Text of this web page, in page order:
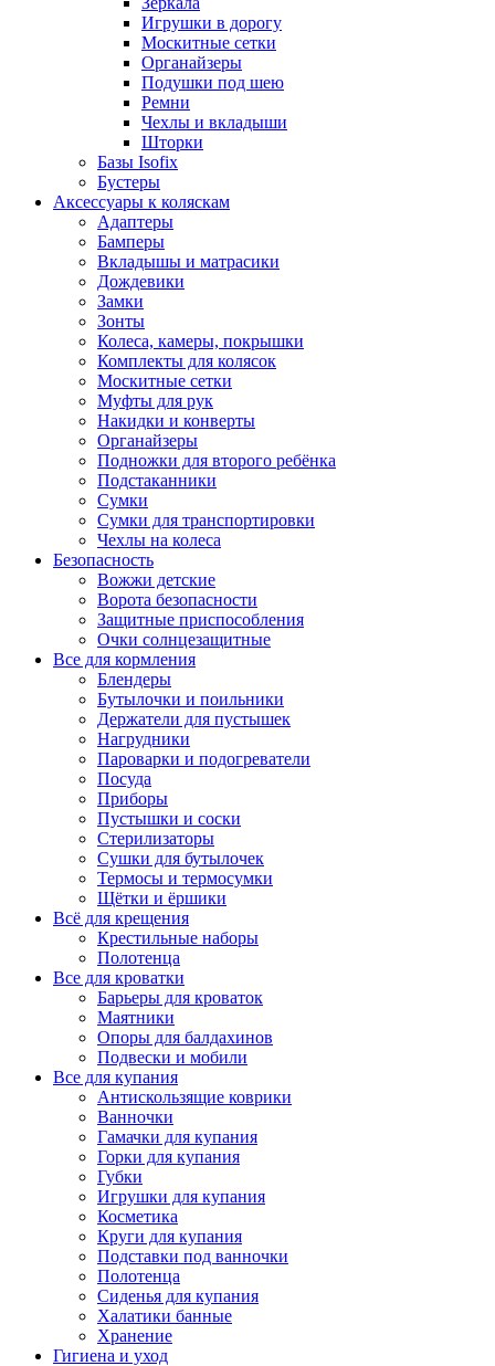
Игрушки в дорогу
Москитные сетки
Органайзеры
Подушки под шею
Ремни
Чехлы и вкладыши
Шторки
Базы Isofix
Бустеры
Аксессуары к коляскам
Адаптеры
Бамперы
Вкладышы и матрасики
Дождевики
Замки
Зонты
Колеса, камеры, покрышки
Комплекты для колясок
Москитные сетки
Муфты для рук
Накидки и конверты
Органайзеры
Подножки для второго ребёнка
Подстаканники
Сумки
Сумки для транспортировки
Чехлы на колеса
Безопасность
Вожжи детские
Ворота безопасности
Защитные приспособления
Очки солнцезащитные
Все для кормления
Блендеры
Бутылочки и поильники
Держатели для пустышек
Нагрудники
Пароварки и подогреватели
Посуда
Приборы
Пустышки и соски
Стерилизаторы
Сушки для бутылочек
Термосы и термосумки
Щётки и ёршики
Всё для крещения
Крестильные наборы
Полотенца
Все для кроватки
Барьеры для кроваток
Маятники
Опоры для балдахинов
Подвески и мобили
Все для купания
Антискользящие коврики
Ванночки
Гамачки для купания
Горки для купания
Губки
Игрушки для купания
Косметика
Круги для купания
Подставки под ванночки
Полотенца
Сиденья для купания
Халатики банные
Хранение
Гигиена и уход